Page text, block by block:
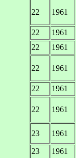
22 1961
22 1961
22 1961
22 1961
22 1961
22 1961
23 1961
23 1961